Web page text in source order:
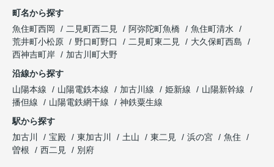
町名から探す
魚住町西岡
二見町西二見 阿弥陀町魚橋
魚住町清水
荒井町小松原
野口町野口 二見町東二見
大久保町西島
西神吉町岸
加古川町大野
沿線から探す
山陽本線
山陽電鉄本線 加古川線 姫新線
山陽新幹線
播但線
山陽電鉄網干線
神鉄粟生線
駅から探す
加古川
宝殿 東加古川 土山 東二見 浜の宮
魚住
曽根
西二見 別府